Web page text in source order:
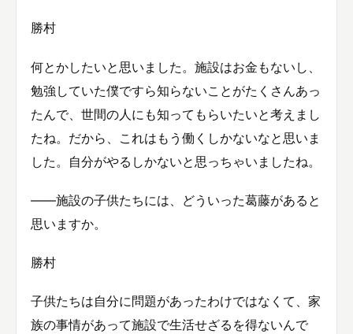
勝村
何とかしたいと思いました。施設はお金もないし、
勉強していた僕ですら知らないことがたくさんあっ
たんで、世間の人にも知ってもらいたいと考えまし
たね。だから、これはもう働くしかないなと思いま
した。自分がやるしかないと思っちゃいましたね。
——施設の子供たちには、どういった葛藤があると
思いますか。
勝村
子供たちは自分に問題があったわけではなくて、家
族の事情があって施設で生活せざるを得ないんで